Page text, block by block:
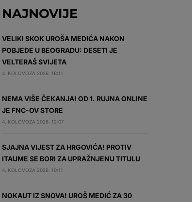
NAJNOVIJE
VELIKI SKOK UROŠA MEDIĆA NAKON
POBJEDE U BEOGRADU: DESETI JE
VELTERAŠ SVIJETA
4. KOLOVOZA 2026. 16:11
NEMA VIŠE ČEKANJA! OD 1. RUJNA ONLINE
JE FNC-OV STORE
4. KOLOVOZA 2026. 12:07
SJAJNA VIJEST ZA HRGOVIĆA! PROTIV
ITAUME SE BORI ZA UPRAŽNJENU TITULU
4. KOLOVOZA 2026. 10:11
NOKAUT IZ SNOVA! UROŠ MEDIĆ ZA 30